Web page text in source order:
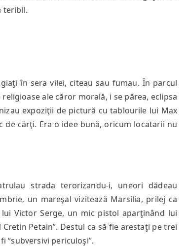
teribil.
în sera vilei, citeau sau fumau. În parcul
ale căror morală, i se părea, eclipsa
expoziţii de pictură cu tablourile lui Max
cărţi. Era o idee bună, oricum locatarii nu
strada terorizandu-i, uneori dădeau
un mareşal vizitează Marsilia, prilej ca
Victor Serge, un mic pistol aparţinând lui
Petain”. Destul ca să fie arestaţi pe trei
“subversivi periculoşi”.